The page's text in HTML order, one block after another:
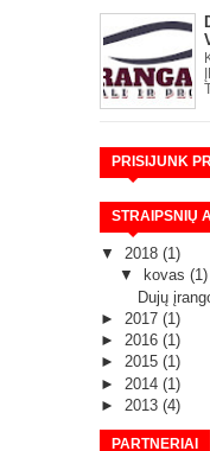
PRISIJUNK
STRAIPSNIŲ
▼ 2018 (1)
▼
kovas (1)
Dujų
►
2017 (1)
►
2016 (1)
►
2015 (1)
►
2014 (1)
►
2013 (4)
PARTNERIAI